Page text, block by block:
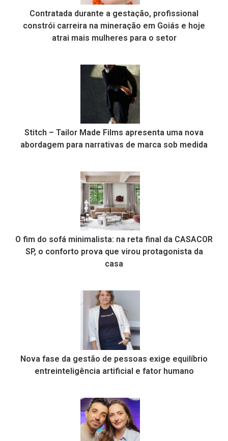
Contratada durante a gestação, profissional
constrói carreira na mineração em Goiás e hoje
atrai mais mulheres para o setor
Stitch – Tailor Made Films apresenta uma nova
abordagem para narrativas de marca sob medida
O fim do sofá minimalista: na reta final da CASACOR
SP, o conforto prova que virou protagonista da
casa
Nova fase da gestão de pessoas exige equilíbrio
entreinteligência artificial e fator humano